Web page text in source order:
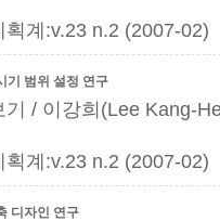
계:v.23 n.2 (2007-02)
기 범위 설정 연구
/ 이강희(Lee Kang-
계:v.23 n.2 (2007-02)
디자인 연구